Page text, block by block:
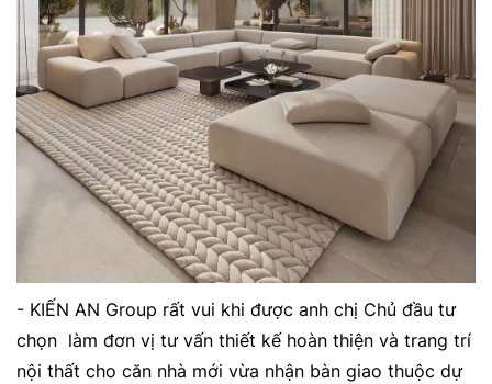
- KIẾN AN Group rất vui khi được anh chị Chủ đầu tư
chọn làm đơn vị tư vấn thiết kế hoàn thiện và trang trí
nội thất cho căn nhà mới vừa nhận bàn giao thuộc dự